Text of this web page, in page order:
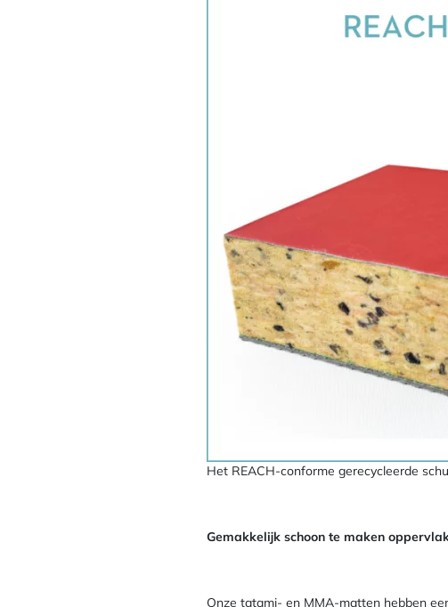
Het REACH-conforme gerecycleerde
Gemakkelijk schoon te maken
Onze tatami- en MMA-matten hebben